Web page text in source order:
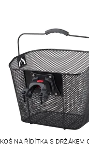
KOŠ NA ŘÍDÍTKA S DRŽÁKEM